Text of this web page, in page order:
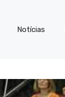
Notícias